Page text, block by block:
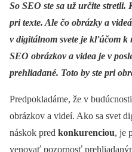
So SEO ste sa už určite
pri texte. Ale čo obrázky a
v digitálnom svete je kľúčom k
SEO obrázkov a videa je v
prehliadané. Toto by ste pri
Predpokladáme, že v
obrázkov a videí. Ako sa svet
náskok pred konkurenciou, je
venovať pozornosť